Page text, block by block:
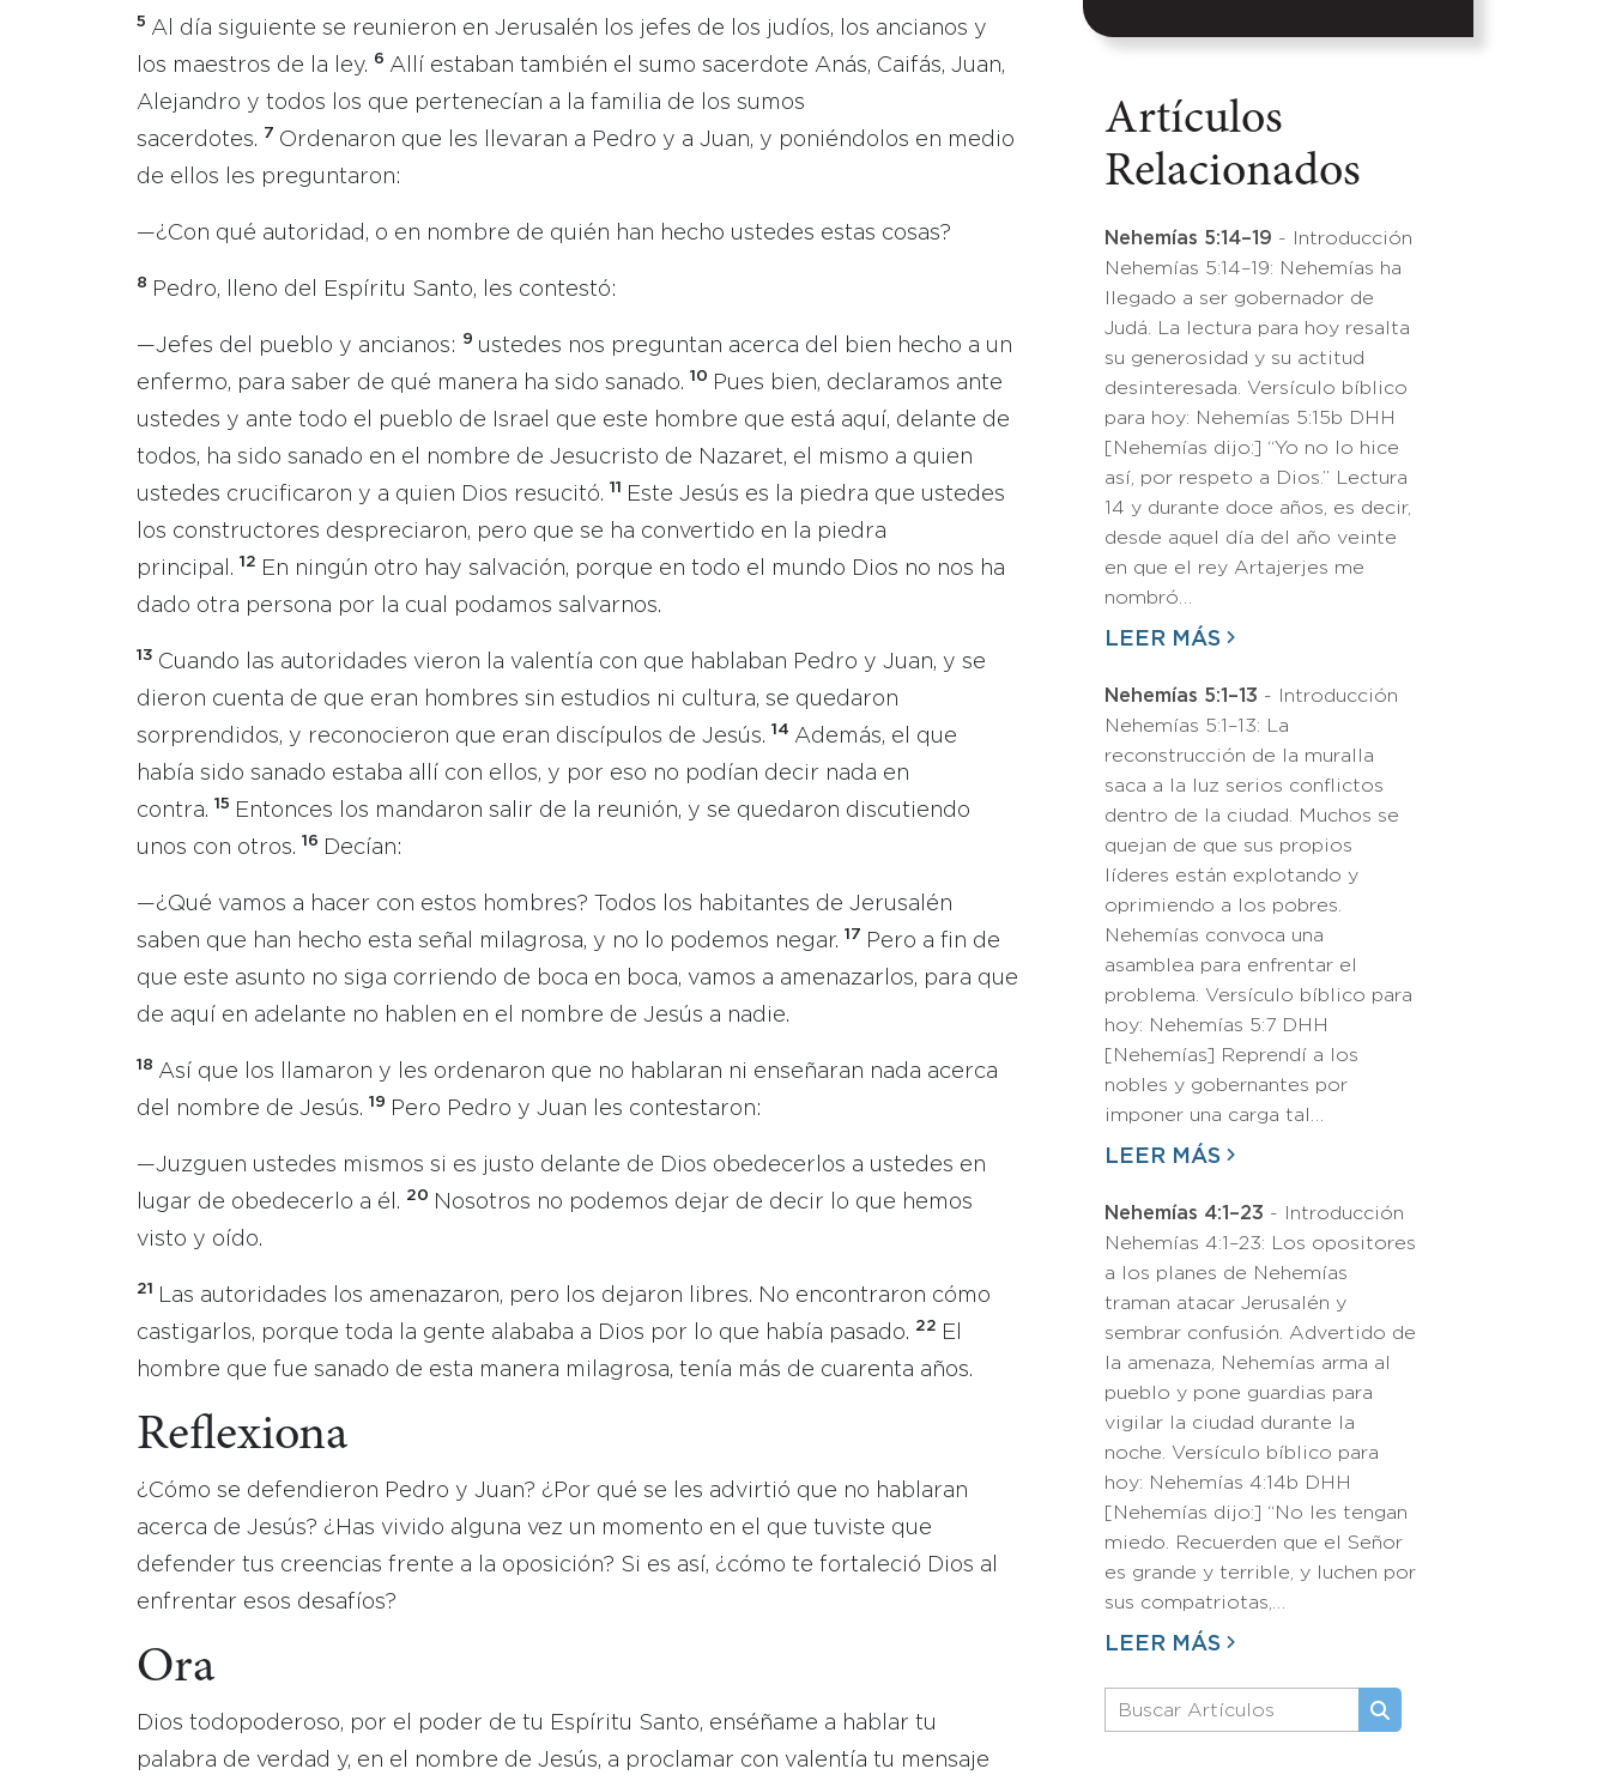
5 Al día siguiente se reunieron en Jerusalén los jefes de los judíos, los ancianos y
los maestros de la ley. 6 Allí estaban también el sumo sacerdote Anás, Caifás, Juan,
Alejandro y todos los que pertenecían a la familia de los sumos
sacerdotes. 7 Ordenaron que les llevaran a Pedro y a Juan, y poniéndolos en medio
de ellos les preguntaron:
—¿Con qué autoridad, o en nombre de quién han hecho ustedes estas cosas?
8 Pedro, lleno del Espíritu Santo, les contestó:
—Jefes del pueblo y ancianos: 9 ustedes nos preguntan acerca del bien hecho a un
enfermo, para saber de qué manera ha sido sanado. 10
Pues bien, declaramos ante
ustedes y ante todo el pueblo de Israel que este hombre que está aquí, delante de
todos, ha sido sanado en el nombre de Jesucristo de Nazaret, el mismo a quien
ustedes crucificaron y a quien Dios resucitó. 11
Este Jesús es la piedra que ustedes
los constructores despreciaron, pero que se ha convertido en la piedra
principal. 12
En ningún otro hay salvación, porque en todo el mundo Dios no nos ha
dado otra persona por la cual podamos salvarnos.
13 Cuando las autoridades vieron la valentía con que hablaban Pedro y Juan, y se
dieron cuenta de que eran hombres sin estudios ni cultura, se quedaron
sorprendidos, y reconocieron que eran discípulos de Jesús. 14 Además, el que
había sido sanado estaba allí con ellos, y por eso no podían decir nada en
contra. 15
Entonces los mandaron salir de la reunión, y se quedaron discutiendo
unos con otros. 16 Decían:
—¿Qué vamos a hacer con estos hombres? Todos los habitantes de Jerusalén
saben que han hecho esta señal milagrosa, y no lo podemos negar. 17
Pero a fin de
que este asunto no siga corriendo de boca en boca, vamos a amenazarlos, para que
de aquí en adelante no hablen en el nombre de Jesús a nadie.
18 Así que los llamaron y les ordenaron que no hablaran ni enseñaran nada acerca
del nombre de Jesús. 19 Pero Pedro y Juan les contestaron:
—Juzguen ustedes mismos si es justo delante de Dios obedecerlos a ustedes en
lugar de obedecerlo a él. 20
Nosotros no podemos dejar de decir lo que hemos
visto y oído.
21
Las autoridades los amenazaron, pero los dejaron libres. No encontraron cómo
castigarlos, porque toda la gente alababa a Dios por lo que había pasado. 22
El
hombre que fue sanado de esta manera milagrosa, tenía más de cuarenta años.
Reflexiona
¿Cómo se defendieron Pedro y Juan? ¿Por qué se les advirtió que no hablaran
acerca de Jesús? ¿Has vivido alguna vez un momento en el que tuviste que
defender tus creencias frente a la oposición? Si es así, ¿cómo te fortaleció Dios al
enfrentar esos desafíos?
Ora
Dios todopoderoso, por el poder de tu Espíritu Santo, enséñame a hablar tu
palabra de verdad y, en el nombre de Jesús, a proclamar con valentía tu mensaje
Artículos
Relacionados
Nehemías 5:14–19 - Introducción
Nehemías 5:14–19: Nehemías ha
llegado a ser gobernador de
Judá. La lectura para hoy resalta
su generosidad y su actitud
desinteresada. Versículo bíblico
para hoy: Nehemías 5:15b DHH
[Nehemías dijo:] “Yo no lo hice
así, por respeto a Dios.” Lectura
14 y durante doce años, es decir,
desde aquel día del año veinte
en que el rey Artajerjes me
nombró…
LEER MÁS
Nehemías 5:1–13 - Introducción
Nehemías 5:1–13: La
reconstrucción de la muralla
saca a la luz serios conflictos
dentro de la ciudad. Muchos se
quejan de que sus propios
líderes están explotando y
oprimiendo a los pobres.
Nehemías convoca una
asamblea para enfrentar el
problema. Versículo bíblico para
hoy: Nehemías 5:7 DHH
[Nehemías] Reprendí a los
nobles y gobernantes por
imponer una carga tal…
LEER MÁS
Nehemías 4:1–23 - Introducción
Nehemías 4:1–23: Los opositores
a los planes de Nehemías
traman atacar Jerusalén y
sembrar confusión. Advertido de
la amenaza, Nehemías arma al
pueblo y pone guardias para
vigilar la ciudad durante la
noche. Versículo bíblico para
hoy: Nehemías 4:14b DHH
[Nehemías dijo:] “No les tengan
miedo. Recuerden que el Señor
es grande y terrible, y luchen por
sus compatriotas,…
LEER MÁS